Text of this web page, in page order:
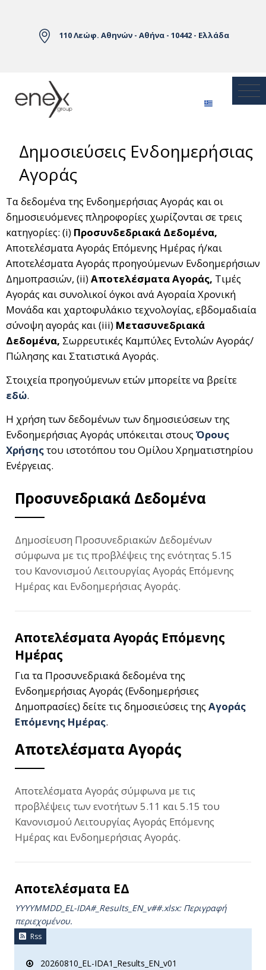
110 Λεώφ. Αθηνών - Αθήνα - 10442 - Ελλάδα
Δημοσιεύσεις Ενδοημερήσιας
Αγοράς
Τα δεδομένα της Ενδοημερήσιας Αγοράς και οι
δημοσιευόμενες πληροφορίες χωρίζονται σε τρεις
κατηγορίες: (i) Προσυνδεδριακά Δεδομένα,
Αποτελέσματα Αγοράς Επόμενης Ημέρας ή/και
Αποτελέσματα Αγοράς προηγούμενων Ενδοημερήσιων
Δημοπρασιών, (ii)Αποτελέσματα Αγοράς, Τιμές
Αγοράς και συνολικοί όγκοι ανά Αγοραία Χρονική
Μονάδα και χαρτοφυλάκιο τεχνολογίας, εβδομαδιαία
σύνοψη αγοράς και (iii) Μετασυνεδριακά
Δεδομένα, Σωρρευτικές Καμπύλες Εντολών Αγοράς/
Πώλησης και Στατιστικά Αγοράς.
Στοιχεία προηγούμενων ετών μπορείτε να βρείτε
εδώ.
Η χρήση των δεδομένων των δημοσιεύσεων της
Ενδοημερήσιας Αγοράς υπόκειται στους Όρους
Χρήσηςτου ιστοτόπου του Ομίλου Χρηματιστηρίου
Ενέργειας.
Προσυνεδριακά Δεδομένα
Δημοσίευση Προσυνεδριακών Δεδομένων
σύμφωνα με τις προβλέψεις της ενότητας 5.15
του Κανονισμού Λειτουργίας Αγοράς Επόμενης
Ημέρας και Ενδοημερήσιας Αγοράς.
Αποτελέσματα Αγοράς Επόμενης
Ημέρας
Για τα Προσυνεδριακά δεδομένα της
Ενδοημερήσιας Αγοράς (Ενδοημερήσιες
Δημοπρασίες) δείτε τις δημοσιεύσεις της Αγοράς
Επόμενης Ημέρας.
Αποτελέσματα Αγοράς
Αποτελέσματα Αγοράς σύμφωνα με τις
προβλέψεις των ενοτήτων 5.11 και 5.15 του
Κανονισμού Λειτουργίας Αγοράς Επόμενης
Ημέρας και Ενδοημερήσιας Αγοράς.
Αποτελέσματα ΕΔ
YYYYMMDD_EL-IDA#_Results_ΕΝ_v##.xlsx: Περιγραφή
περιεχομένου.
Rss
20260810_EL-IDA1_Results_EN_v01